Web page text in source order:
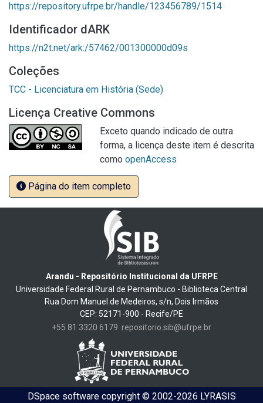
https://repository.ufrpe.br/handle/123456789/1514
Identificador dARK
https://n2t.net/ark:/57462/001300000d09s
Coleções
TCC - Licenciatura em História (Sede)
Licença Creative Commons
Exceto quando indicado de outra
forma, a licença deste item é descrita
como openAccess
Página do item completo
Arandu - Repositório Institucional da UFRPE
Universidade Federal Rural de Pernambuco - Biblioteca Central
Rua Dom Manuel de Medeiros, s/n, Dois Irmãos
CEP: 52171-900 - Recife/PE
+55 81 3320 6179 repositorio.sib@ufrpe.br
DSpace softwarecopyright © 2002-2026 LYRASIS